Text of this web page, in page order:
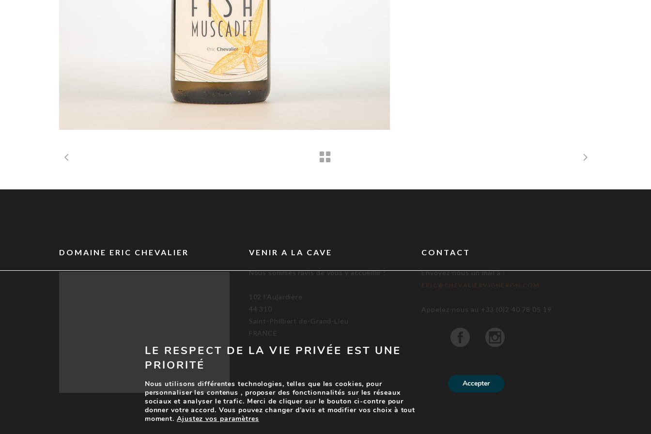
DOMAINE ERIC CHEVALIER VENIR A LA CAVE
Nous sommes ravis de vous y accueillir !
102 l’Aujardière
44 310
Saint-Philbert de-Grand-Lieu
FRANCE
CONTACT
Envoyez-nous un mail à :
ERIC@CHEVALIERVIGNERON.COM
Appelez-nous au +33 (0)2 40 78 05 19
LE RESPECT DE LA VIE PRIVÉE EST UNE
PRIORITÉ
Nous utilisons différentes technologies, telles que les cookies, pour
personnaliser les contenus , proposer des fonctionnalités sur les réseaux
sociaux et analyser le trafic. Merci de cliquer sur le bouton ci-contre pour
donner votre accord. Vous pouvez changer d’avis et modifier vos choix à tout
moment. Ajustez vos paramètres
Accepter